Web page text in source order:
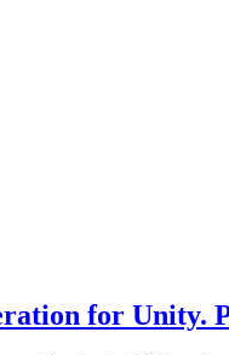
for Unity.